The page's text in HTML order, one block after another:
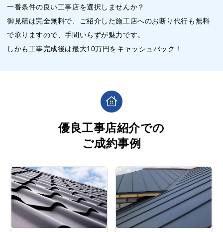
一番条件の良い工事店を選択しませんか？
御見積は完全無料で、ご紹介した施工店へのお断り代行も無料
で承りますので、手間いらずが魅力です。
しかも工事完成後は最大10万円をキャッシュバック！
優良工事店紹介での
ご成約事例